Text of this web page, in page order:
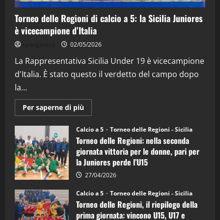
4
"SportEmpire" in Podcast
“SportEmpire” in Podcast: 26^ Puntata
08/04/2026
Torneo delle Regioni di calcio a 5: la Sicilia Juniores
è vicecampione d’Italia
02/05/2026
La Rappresentativa Sicilia Under 19 è vicecampione
d'Italia. È stato questo il verdetto del campo dopo
la...
Per saperne di più
informazioni
Torneo
delle
Regioni
di
calcio
a
5:
la
Juniores
è
vicecampione
d’Italia
Calcio a 5 Torneo delle Regioni - Sicilia
Torneo delle Regioni: nella seconda
giornata vittoria per le donne, pari per
la Juniores perde l’U15
27/04/2026
Calcio a 5 Torneo delle Regioni - Sicilia
Torneo delle Regioni, il riepilogo della
prima giornata: vincono U15, U17 e